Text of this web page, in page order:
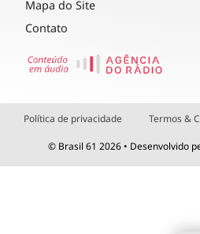
Mapa do Site
Contato
Política de privacidade Termos &
© Brasil 61 2026 • Desenvolvido